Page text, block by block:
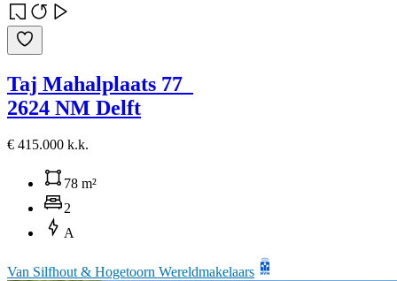
Taj Mahalplaats 77
2624 NM Delft
€ 415.000 k.k.
78 m²
2
A
Van Silfhout & Hogetoorn Wereldmakelaars